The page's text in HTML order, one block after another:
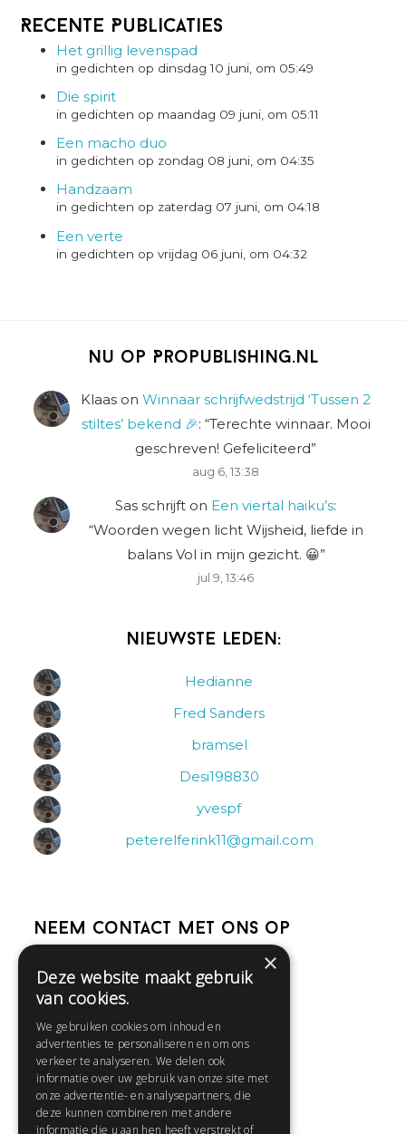
Recente Publicaties
Het grillig levenspad
in gedichten op dinsdag 10 juni, om 05:49
Die spirit
in gedichten op maandag 09 juni, om 05:11
Een macho duo
in gedichten op zondag 08 juni, om 04:35
Handzaam
in gedichten op zaterdag 07 juni, om 04:18
Een verte
in gedichten op vrijdag 06 juni, om 04:32
Nu op Propublishing.nl
Klaas on Winnaar schrijfwedstrijd ‘Tussen 2
stiltes’ bekend 🎉: “Terechte winnaar. Mooi
geschreven! Gefeliciteerd”
aug 6, 13:38
Sas schrijft on Een viertal haiku’s:
“Woorden wegen licht Wijsheid, liefde in
balans Vol in mijn gezicht. 😀”
jul 9, 13:46
Nieuwste leden:
Hedianne
Fred Sanders
bramsel
Desi198830
yvespf
peterelferink11@gmail.com
Neem contact met ons op
Help
Contact
Huisregels
Snel naar:
×
Deze website maakt gebruik
van cookies.
We gebruiken cookies om inhoud en
advertenties te personaliseren en om ons
verkeer te analyseren. We delen ook
informatie over uw gebruik van onze site met
onze advertentie- en analysepartners, die
deze kunnen combineren met andere
informatie die u aan hen heeft verstrekt of